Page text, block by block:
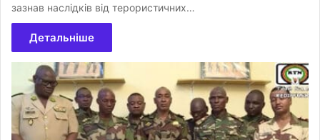
зазнав наслідків від терористичних…
Детальніше